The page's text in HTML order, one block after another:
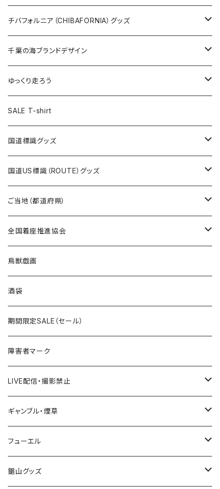
Tシャツ
キャップ
トートバッグ
ランチバッグ
エコバッグ
缶バッジ
キーホルダー
クリアファイル
ステッカー
缶バッジ
キーホルダー
クリアファイル
ステッカー大
缶バッジ32mm
缶バッジ54mm
エコバッグ
JAGUARさんコラボグッズ
Tシャツ
ステッカー
サコッシュ
ホテルキーホルダー
モーテルキーホルダー
トートバッグ
ステッカー
缶バッジ
クリアファイル
マスク
エコバッグ
千葉ロッテマリーンズコラボ
Tシャツ
キャップ
エコバッグ
ステッカー
モーテルキーホルダー
ホテルキーホルダー
トートバッグ
チバフォルニア（CHIBAFORNIA）グッズ
Tシャツ
キャップ
ステッカー
ホテルキーホルダー
千葉の海ブランドデザイン
Tシャツ
キャップ
ステッカー
ゆっくり走ろう
Tシャツ
ステッカー
ホテルキーホルダー
SALE T-shirt
国道標識グッズ
ステッカー
国道0～99号線
国道100～199号線
国道600～699号線
国道700～799号線
Tシャツ
キャップ
国道US標識（ROUTE）グッズ
ステッカー
ROUTE 0～99号線
ROUTE100～199号線
ROUTE600～699号線
ROUTE700～799号線
Tシャツ
ROUTE 0～99号線
ROUTE 100～199号線
ROUTE 600～699号線
ROUTE 700～799号線
キャップ
ROUTE 0～99号線
ROUTE 100～199号線
ROUTE 600～699号線
ROUTE 700～799号線
ご当地（都道府県）
北海道
青森県
岩手県
宮城県
秋田県
Tシャツ
ステッカー
山形県
福島県
茨城県
栃木県
全国着座推進協会
ステッカー
鳥獣戯画
酒袋
期間限定SALE（セール）
障害者マーク
LIVE配信・撮影禁止
LIVE配信禁止
撮影禁止
ギャンブル・煙草
ホテルキーホルダー
たばこ・禁煙ステッカー
フューエル
ステッカー
鋸山グッズ